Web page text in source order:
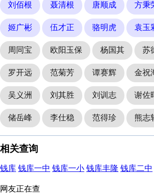
刘佰根 聂清根 唐顺成 方秉
姬广彬 伍才正 骆明虎 袁玉
周同宝 欧阳玉保 杨国其 苏
罗开远 范菊芳 谭赛辉 金祝
吴义洲 刘其胜 刘训志 谢佐
储岳峰 李仕稳 范得珍 熊志
相关查询
钱库 钱库一中 钱库一小 钱库丰隆 钱库二中
网友正在查